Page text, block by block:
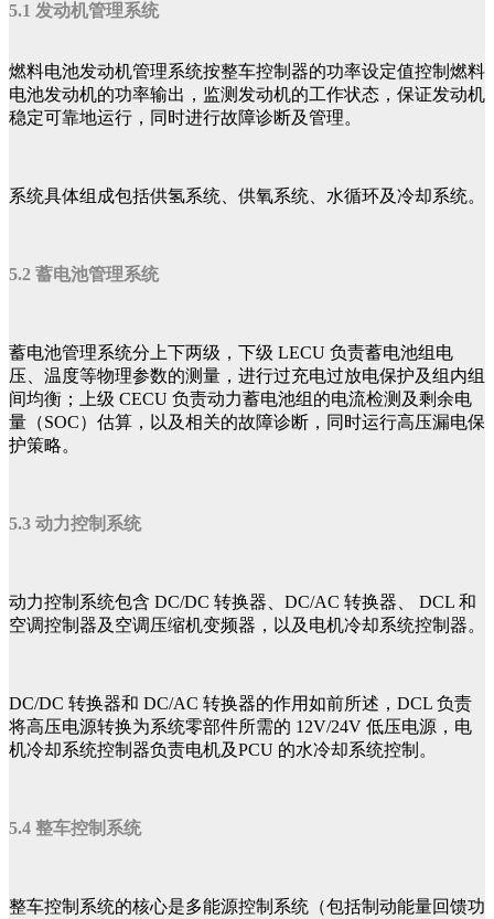
5.1 发动机管理系统
燃料电池发动机管理系统按整车控制器的功率设定值控制燃料
电池发动机的功率输出，监测发动机的工作状态，保证发动机
稳定可靠地运行，同时进行故障诊断及管理。
系统具体组成包括供氢系统、供氧系统、水循环及冷却系统。
5.2 蓄电池管理系统
蓄电池管理系统分上下两级，下级 LECU 负责蓄电池组电
压、温度等物理参数的测量，进行过充电过放电保护及组内组
间均衡；上级 CECU 负责动力蓄电池组的电流检测及剩余电
量（SOC）估算，以及相关的故障诊断，同时运行高压漏电保
护策略。
5.3 动力控制系统
动力控制系统包含 DC/DC 转换器、DC/AC 转换器、 DCL 和
空调控制器及空调压缩机变频器，以及电机冷却系统控制器。
DC/DC 转换器和 DC/AC 转换器的作用如前所述，DCL 负责
将高压电源转换为系统零部件所需的 12V/24V 低压电源，电
机冷却系统控制器负责电机及PCU 的水冷却系统控制。
5.4 整车控制系统
整车控制系统的核心是多能源控制系统（包括制动能量回馈功